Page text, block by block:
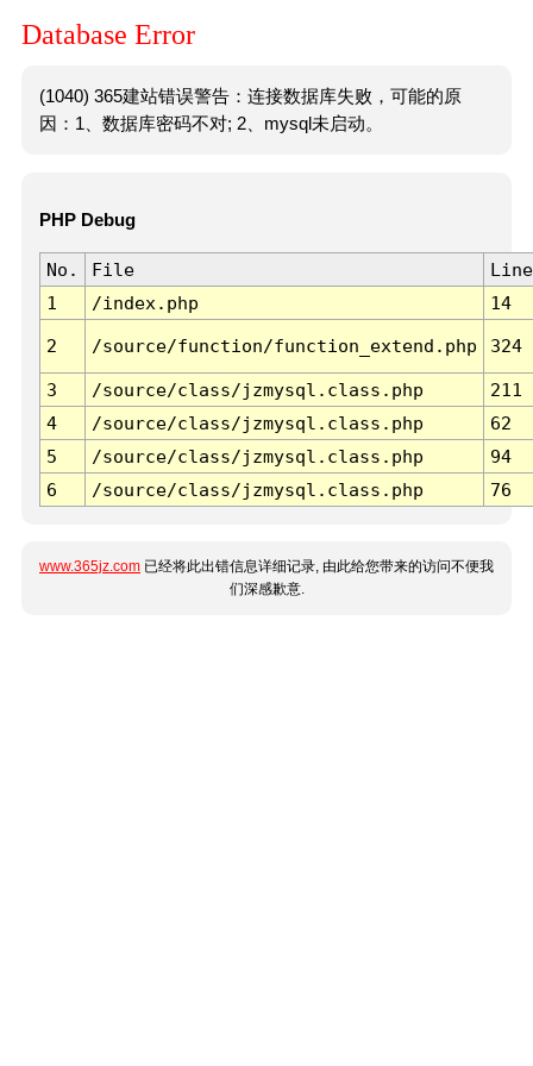
Database Error
(1040) 365建站错误警告：连接数据库失败，可能的原
因：1、数据库密码不对; 2、mysql未启动。
PHP Debug
No. File
Line
1
/index.php 14
2 /source/function/function_extend.php 324
3 /source/class/jzmysql.class.php
211
4
/source/class/jzmysql.class.php
62
5
/source/class/jzmysql.class.php
94
6
/source/class/jzmysql.class.php 76
www.365jz.com 已经将此出错信息详细记录, 由此给您带来的访问不便我
们深感歉意.